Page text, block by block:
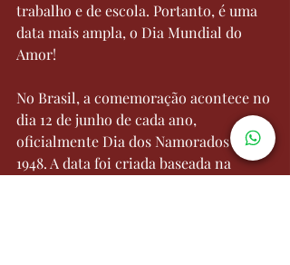
trabalho e de escola. Portanto, é uma
data mais ampla, o Dia Mundial do
Amor!
No Brasil, a comemoração acontece no
dia 12 de junho de cada ano,
oficialmente Dia dos Namorados desde
1948. A data foi criada baseada na